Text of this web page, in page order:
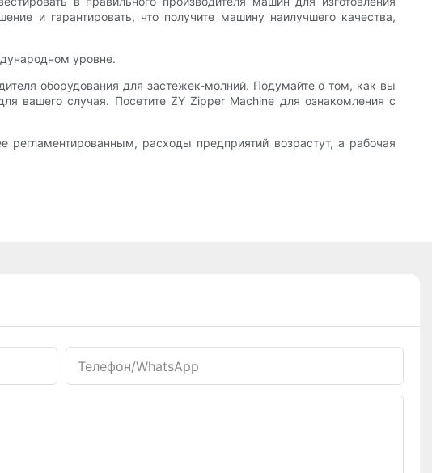
и гарантировать, что получите машину наилучшего качества,
уровне.
оборудования для застежек-молний. Подумайте о том, как вы
вашего случая. Посетите ZY Zipper Machine для ознакомления с
расходы предприятий возрастут, а рабочая
Телефон/WhatsApp